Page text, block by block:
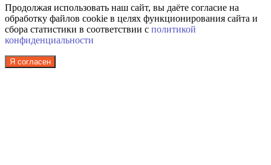
Продолжая использовать наш сайт, вы даёте согласие на
обработку файлов cookie в целях функционирования сайта и
сбора статистики в соответствии с политикой
конфиденциальности
Я согласен